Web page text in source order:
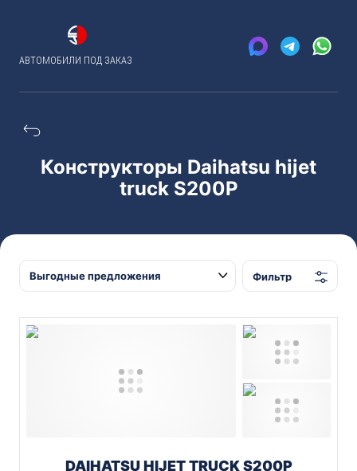
АВТОМОБИЛИ ПОД ЗАКАЗ
Конструкторы Daihatsu hijet
truck S200P
Фильтр
DAIHATSU HIJET TRUCK S200P